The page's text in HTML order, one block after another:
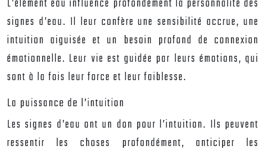
L’élément eau influence profondément la personnalité des
signes d’eau. Il leur confère une sensibilité accrue, une
intuition aiguisée et un besoin profond de connexion
émotionnelle. Leur vie est guidée par leurs émotions, qui
sont à la fois leur force et leur faiblesse.
La puissance de l’intuition
Les signes d’eau ont un don pour l’intuition. Ils peuvent
ressentir les choses profondément, anticiper les